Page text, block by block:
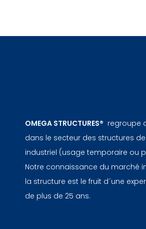
OMEGA STRUCTURES® regroupe
dans le secteur des structures
industriel (usage temporaire ou
Notre connaissance du marché
la structure est le fruit d´une
de plus de 25 ans.